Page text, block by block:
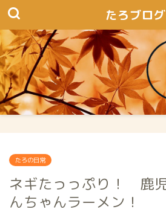
たろブログ
たろの日常
ネギたっっぷり！ 鹿
んちゃんラーメン！